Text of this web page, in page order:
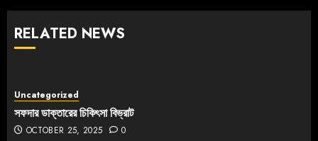
RELATED NEWS
Uncategorized
সফদার ডাক্তারের চিকিৎসা বিভ্রাট
OCTOBER 25, 2025 0